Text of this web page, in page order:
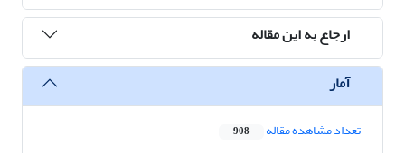
ارجاع به این مقاله
آمار
تعداد مشاهده مقاله 908